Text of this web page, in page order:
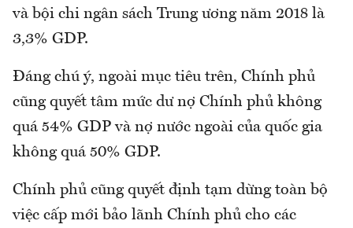
và bội chi ngân sách Trung ương năm 2018 là
3,3% GDP.
Đáng chú ý, ngoài mục tiêu trên, Chính phủ
cũng quyết tâm mức dư nợ Chính phủ không
quá 54% GDP và nợ nước ngoài của quốc gia
không quá 50% GDP.
Chính phủ cũng quyết định tạm dừng toàn bộ
việc cấp mới bảo lãnh Chính phủ cho các